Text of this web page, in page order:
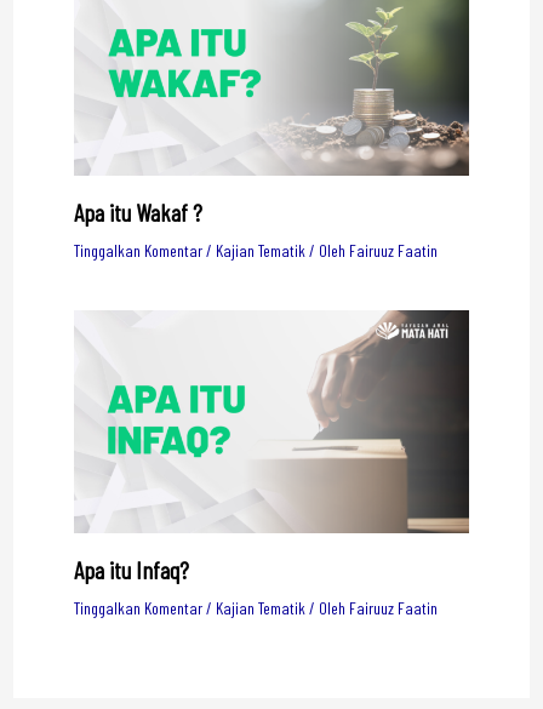
Apa itu Wakaf ?
Tinggalkan Komentar/ Kajian Tematik/ Oleh Fairuuz Faatin
Apa itu Infaq?
Tinggalkan Komentar/ Kajian Tematik / Oleh Fairuuz Faatin